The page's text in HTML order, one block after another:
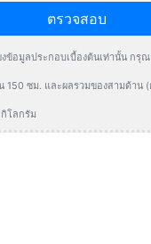
ตรวจสอบ
ข้อมูลประกอบเบื้องต้นเท่านั้น กรุ
150 ซม. และผลรวมของสามด้าน (
โลกรัม